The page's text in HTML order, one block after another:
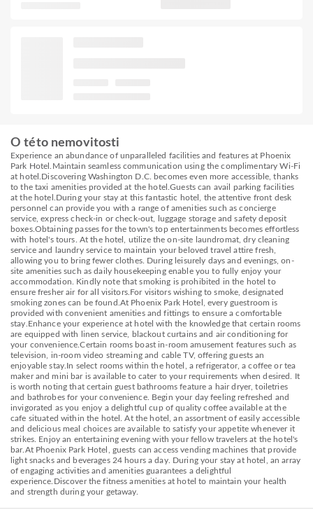
O této nemovitosti
Experience an abundance of unparalleled facilities and features at Phoenix
Park Hotel.Maintain seamless communication using the complimentary Wi-Fi
at hotel.Discovering Washington D.C. becomes even more accessible, thanks
to the taxi amenities provided at the hotel.Guests can avail parking facilities
at the hotel.During your stay at this fantastic hotel, the attentive front desk
personnel can provide you with a range of amenities such as concierge
service, express check-in or check-out, luggage storage and safety deposit
boxes.Obtaining passes for the town's top entertainments becomes effortless
with hotel's tours. At the hotel, utilize the on-site laundromat, dry cleaning
service and laundry service to maintain your beloved travel attire fresh,
allowing you to bring fewer clothes. During leisurely days and evenings, on-
site amenities such as daily housekeeping enable you to fully enjoy your
accommodation. Kindly note that smoking is prohibited in the hotel to
ensure fresher air for all visitors.For visitors wishing to smoke, designated
smoking zones can be found.At Phoenix Park Hotel, every guestroom is
provided with convenient amenities and fittings to ensure a comfortable
stay.Enhance your experience at hotel with the knowledge that certain rooms
are equipped with linen service, blackout curtains and air conditioning for
your convenience.Certain rooms boast in-room amusement features such as
television, in-room video streaming and cable TV, offering guests an
enjoyable stay.In select rooms within the hotel, a refrigerator, a coffee or tea
maker and mini bar is available to cater to your requirements when desired. It
is worth noting that certain guest bathrooms feature a hair dryer, toiletries
and bathrobes for your convenience. Begin your day feeling refreshed and
invigorated as you enjoy a delightful cup of quality coffee available at the
cafe situated within the hotel. At the hotel, an assortment of easily accessible
and delicious meal choices are available to satisfy your appetite whenever it
strikes. Enjoy an entertaining evening with your fellow travelers at the hotel's
bar.At Phoenix Park Hotel, guests can access vending machines that provide
light snacks and beverages 24 hours a day. During your stay at hotel, an array
of engaging activities and amenities guarantees a delightful
experience.Discover the fitness amenities at hotel to maintain your health
and strength during your getaway.